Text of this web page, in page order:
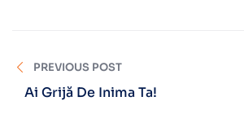
PREVIOUS POST
Ai Grijă De Inima Ta!